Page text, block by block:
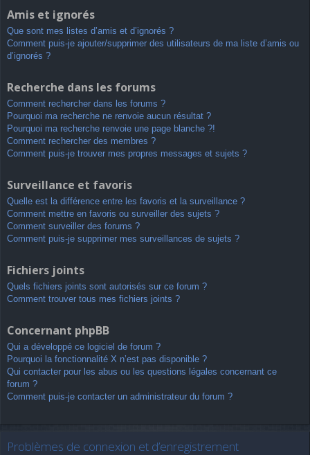
Amis et ignorés
Que sont mes listes d’amis et d’ignorés ?
Comment puis-je ajouter/supprimer des utilisateurs de ma liste d’amis ou
d’ignorés ?
Recherche dans les forums
Comment rechercher dans les forums ?
Pourquoi ma recherche ne renvoie aucun résultat ?
Pourquoi ma recherche renvoie une page blanche ?!
Comment rechercher des membres ?
Comment puis-je trouver mes propres messages et sujets ?
Surveillance et favoris
Quelle est la différence entre les favoris et la surveillance ?
Comment mettre en favoris ou surveiller des sujets ?
Comment surveiller des forums ?
Comment puis-je supprimer mes surveillances de sujets ?
Fichiers joints
Quels fichiers joints sont autorisés sur ce forum ?
Comment trouver tous mes fichiers joints ?
Concernant phpBB
Qui a développé ce logiciel de forum ?
Pourquoi la fonctionnalité X n’est pas disponible ?
Qui contacter pour les abus ou les questions légales concernant ce
forum ?
Comment puis-je contacter un administrateur du forum ?
Problèmes de connexion et d’enregistrement